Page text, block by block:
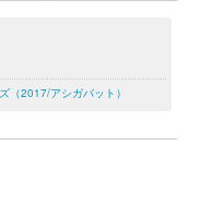
（2017/アシガバット）